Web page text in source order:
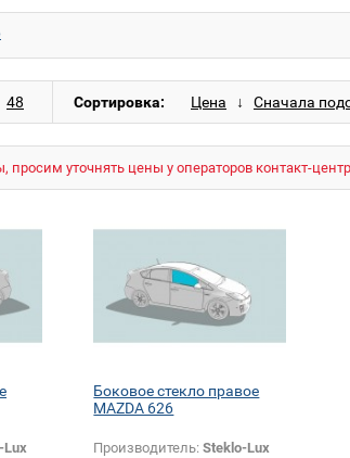
Сортировка:
просим уточнять цены у операторов контакт-
Lux
Боковое стекло правое
MAZDA 626
Производитель:Steklo-Lux